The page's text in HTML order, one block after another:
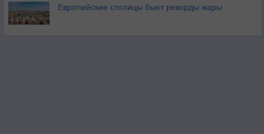
Европейские столицы бьют рекорды жары